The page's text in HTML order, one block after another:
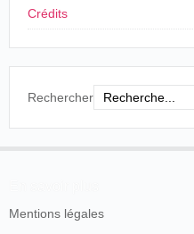
Crédits
Rechercher
Mentions légales